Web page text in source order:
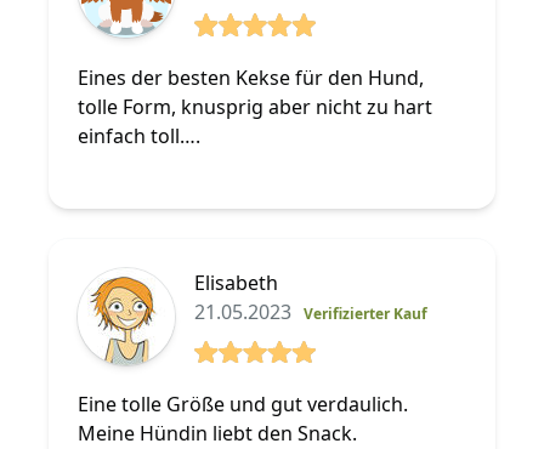
Eines der besten Kekse für den Hund,
tolle Form, knusprig aber nicht zu hart
einfach toll….
Elisabeth
21.05.2023 Verifizierter Kauf
Eine tolle Größe und gut verdaulich.
Meine Hündin liebt den Snack.